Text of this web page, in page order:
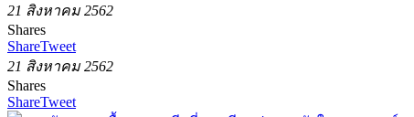
21 สิงหาคม 2562
Shares
ShareTweet
21 สิงหาคม 2562
Shares
ShareTweet